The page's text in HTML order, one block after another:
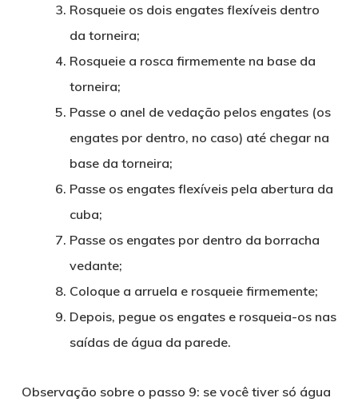
Rosqueie os dois engates flexíveis dentro
da torneira;
Rosqueie a rosca firmemente na base da
torneira;
Passe o anel de vedação pelos engates (os
engates por dentro, no caso) até chegar na
base da torneira;
Passe os engates flexíveis pela abertura da
cuba;
Passe os engates por dentro da borracha
vedante;
Coloque a arruela e rosqueie firmemente;
Depois, pegue os engates e rosqueia-os nas
saídas de água da parede.
Observação sobre o passo 9: se você tiver só água